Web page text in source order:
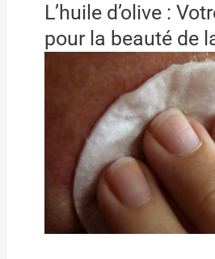
L’huile d’olive :
pour la beauté de